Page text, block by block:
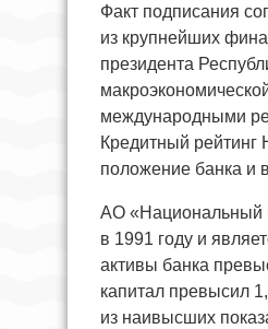
Факт подписания
из крупнейших
президента
международными
Кредитный рейтинг
положение банка и
АО «Национальный
в 1991 году и
активы банка
капитал превысил
из наивысших